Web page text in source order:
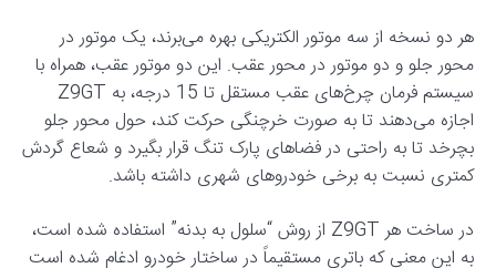
هر دو نسخه از سه موتور الکتریکی بهره می‌برند، یک موتور در
محور جلو و دو موتور در محور عقب. این دو موتور عقب، همراه با
سیستم فرمان چرخ‌های عقب مستقل تا 15 درجه، به Z9GT
اجازه می‌دهند تا به صورت خرچنگی حرکت کند، حول محور جلو
بچرخد تا به راحتی در فضاهای پارک تنگ قرار بگیرد و شعاع گردش
کمتری نسبت به برخی خودروهای شهری داشته باشد.
در ساخت هر Z9GT از روش “سلول به بدنه” استفاده شده است،
به این معنی که باتری مستقیماً در ساختار خودرو ادغام شده است